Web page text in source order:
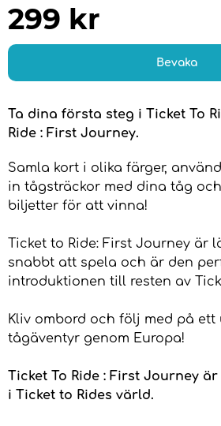
299 kr
Bevaka
Ta dina första steg i Ticket To
Ride : First Journey.
Samla kort i olika färger,
in tågsträckor med dina tåg
biljetter för att vinna!
Ticket to Ride: First Journey är
snabbt att spela och är den
introduktionen till resten av
Kliv ombord och följ med på
tågäventyr genom Europa!
Ticket To Ride : First Journey
i Ticket to Rides värld.